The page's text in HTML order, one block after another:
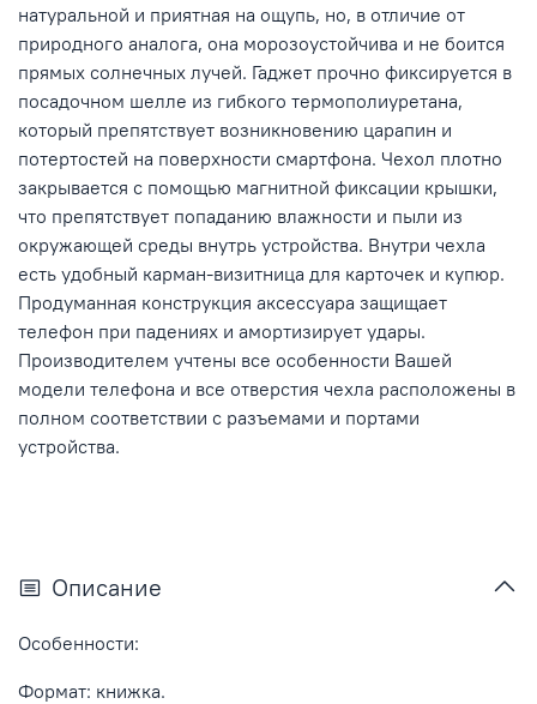
натуральной и приятная на ощупь, но, в отличие от
природного аналога, она морозоустойчива и не боится
прямых солнечных лучей. Гаджет прочно фиксируется в
посадочном шелле из гибкого термополиуретана,
который препятствует возникновению царапин и
потертостей на поверхности смартфона. Чехол плотно
закрывается с помощью магнитной фиксации крышки,
что препятствует попаданию влажности и пыли из
окружающей среды внутрь устройства. Внутри чехла
есть удобный карман-визитница для карточек и купюр.
Продуманная конструкция аксессуара защищает
телефон при падениях и амортизирует удары.
Производителем учтены все особенности Вашей
модели телефона и все отверстия чехла расположены в
полном соответствии с разъемами и портами
устройства.
Описание
Особенности:
Формат: книжка.